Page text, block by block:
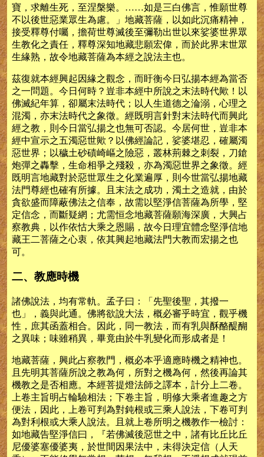
寶，求離生死，至涅槃樂。……如是三白佛言，惟願世尊
不以後世惡業眾生為慮。」地藏菩薩，以如此沉痛精神，
接受釋尊付囑，擔荷世尊滅後至彌勒出世以來娑婆世界眾
生教化之責任，釋尊深知地藏悲願宏偉，而於此界末世眾
生緣熟，故令地藏菩薩為本經之說法主也。
茲復就本經興起因緣之觀念，而盱衡今日弘揚本經為當否
之一問題。今日何時？豈非本經中所說之末法時代歟！以
佛滅紀年算，卻屬末法時代；以人生道德之淪溺，心理之
混濁，亦末法時代之象徵。經既明言針對末法時代而興此
經之教，則今日當弘揚之也無可否認。今居何世，豈非本
經中宣示之五濁惡世歟？以佛經論記，娑婆堪忍，確屬濁
惡世界；以穢土砂磧崎嶇之險惡，叢林荊棘之刺裂，刀鎗
炮彈之轟擊，生命相爭之殘殺，亦為濁惡世界之象徵。經
既明言地藏對於惡世眾生之化業遍厚，則今世當弘揚地藏
法門尊經也確有所據。且末法之成功，濁土之造就，由於
貪欲盛而障蔽佛法之信奉，故需以堅淨信菩薩為所學，堅
定信念，而斷疑網；尤需恒念地藏菩薩願海深廣，大興占
察教典，以作依怙大乘之恩賜，故今日理宜體念堅淨信地
藏王二菩薩之心衷，依其興起地藏法門大教而宏揚之也
可。
二、教應時機
諸佛說法，均有常軌。孟子曰：「先聖後聖，其撥一
也」，義與此通。佛將欲說大法，概必審乎時宜，觀乎機
性，庶其函蓋相合。因此，同一教法，而有乳與酥酪醍醐
之異味；味雖稍異，畢竟由於牛乳變化而形成者是！
地藏菩薩，興此占察教門，概必本乎適應時機之精神也。
且先明其菩薩所說之教為何，所對之機為何，然後再論其
機教之是否相應。本經菩提燈法師之譯本，計分上二卷。
上卷主旨明占輪驗相法；下卷主旨，明修大乘者進趣之方
便法，因此，上卷可判為對鈍根或三乘人說法，下卷可判
為對利根或大乘人說法。且就上卷所明之機教作一檢討：
如地藏告堅淨信曰，『若佛滅後惡世之中，諸有比丘比丘
尼優婆塞優婆夷，於世間因果法中，未得決定信（人天